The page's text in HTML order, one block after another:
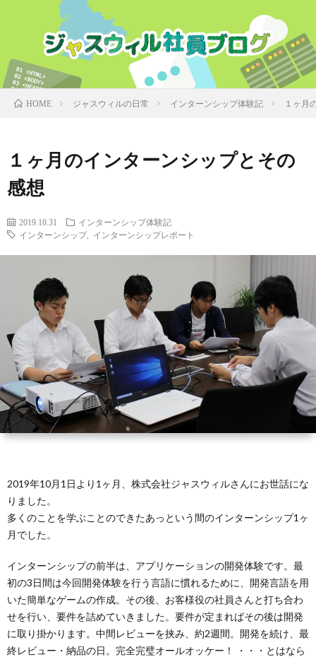
HOME ジャスウィルの日常 インターンシップ体験記 １ヶ月
１ヶ月のインターンシップとその
感想
2019.10.31
インターンシップ体験記
インターンシップ, インターンシップレポート
2019年10月1日より1ヶ月、株式会社ジャスウィルさんにお世話にな
りました。
多くのことを学ぶことのできたあっという間のインターンシップ1ヶ
月でした。
インターンシップの前半は、アプリケーションの開発体験です。最
初の3日間は今回開発体験を行う言語に慣れるために、開発言語を用
いた簡単なゲームの作成。その後、お客様役の社員さんと打ち合わ
せを行い、要件を詰めていきました。要件が定まればその後は開発
に取り掛かります。中間レビューを挟み、約2週間。開発を続け、最
終レビュー・納品の日。完全完璧オールオッケー！ ・・・とはなら